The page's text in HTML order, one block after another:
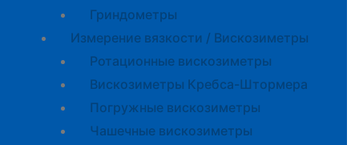
Гриндометры
Измерение вязкости / Вискозиметры
Ротационные вискозиметры
Вискозиметры Кребса-Штормера
Погружные вискозиметры
Чашечные вискозиметры